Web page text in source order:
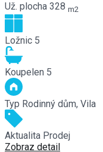
Už. plocha 328 m2
Ložnic 5
Koupelen 5
Typ Rodinný dům, Vila
Aktualita Prodej
Zobraz detail